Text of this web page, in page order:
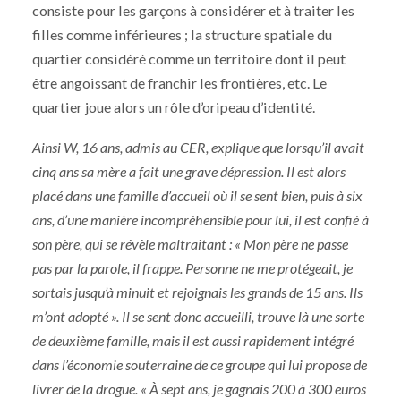
consiste pour les garçons à considérer et à traiter les
filles comme inférieures ; la structure spatiale du
quartier considéré comme un territoire dont il peut
être angoissant de franchir les frontières, etc. Le
quartier joue alors un rôle d’oripeau d’identité.
Ainsi W, 16 ans, admis au CER, explique que lorsqu’il avait
cinq ans sa mère a fait une grave dépression. Il est alors
placé dans une famille d’accueil où il se sent bien, puis à six
ans, d’une manière incompréhensible pour lui, il est confié à
son père, qui se révèle maltraitant : « Mon père ne passe
pas par la parole, il frappe. Personne ne me protégeait, je
sortais jusqu’à minuit et rejoignais les grands de 15 ans. Ils
m’ont adopté ». Il se sent donc accueilli, trouve là une sorte
de deuxième famille, mais il est aussi rapidement intégré
dans l’économie souterraine de ce groupe qui lui propose de
livrer de la drogue. « À sept ans, je gagnais 200 à 300 euros